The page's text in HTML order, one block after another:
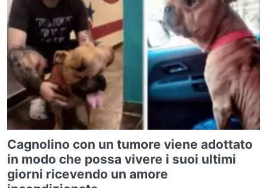
Cagnolino con un tumore viene adottato
in modo che possa vivere i suoi ultimi
giorni ricevendo un amore